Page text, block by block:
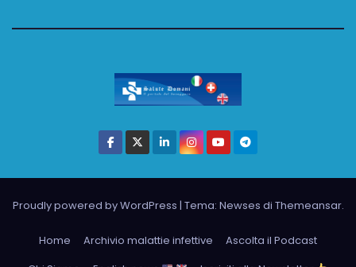
Proudly powered by WordPress | Tema: Newses di Themeansar.
Home Archivio malattie infettive
Ascolta il Podcast